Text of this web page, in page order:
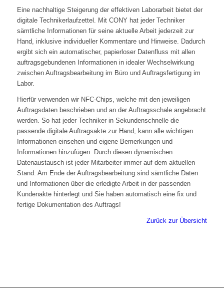
Eine nachhaltige Steigerung der effektiven Laborarbeit bietet der
digitale Technikerlaufzettel. Mit CONY hat jeder Techniker
sämtliche Informationen für seine aktuelle Arbeit jederzeit zur
Hand, inklusive individueller Kommentare und Hinweise. Dadurch
ergibt sich ein automatischer, papierloser Datenfluss mit allen
auftragsgebundenen Informationen in idealer Wechselwirkung
zwischen Auftragsbearbeitung im Büro und Auftragsfertigung im
Labor.
Hierfür verwenden wir NFC-Chips, welche mit den jeweiligen
Auftragsdaten beschrieben und an der Auftragsschale angebracht
werden. So hat jeder Techniker in Sekundenschnelle die
passende digitale Auftragsakte zur Hand, kann alle wichtigen
Informationen einsehen und eigene Bemerkungen und
Informationen hinzufügen. Durch diesen dynamischen
Datenaustausch ist jeder Mitarbeiter immer auf dem aktuellen
Stand. Am Ende der Auftragsbearbeitung sind sämtliche Daten
und Informationen über die erledigte Arbeit in der passenden
Kundenakte hinterlegt und Sie haben automatisch eine fix und
fertige Dokumentation des Auftrags!
Zurück zur Übersicht